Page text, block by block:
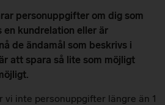
personuppgifter om dig som
en kundrelation eller är
de ändamål som beskrivs i
att spara så lite som möjligt
vi inte personuppgifter längre än 1